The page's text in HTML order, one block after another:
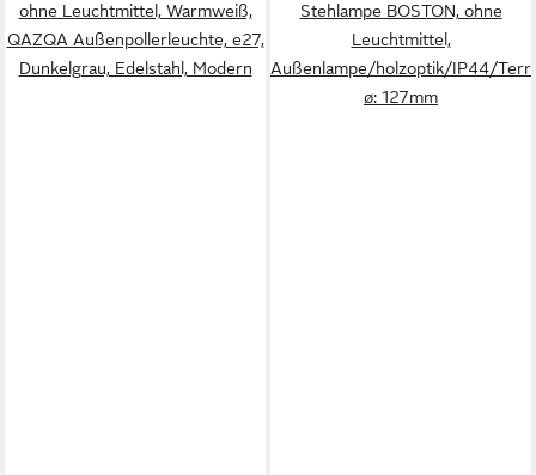
ohne Leuchtmittel, Warmweiß,
QAZQA Außen­poller­leuchte, e27,
Dunkelgrau, Edelstahl, Modern
Stehlampe BOSTON, ohne
Leuchtmittel,
Außenlampe/holzoptik/IP44/
ø: 127mm